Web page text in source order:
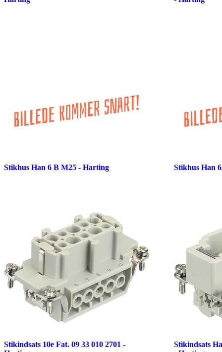
Stikhus Han 6 B M25 - Harting Stikhus Han
Stikindsats 10e Fat. 09 33 010 2701 -
Stikindsats